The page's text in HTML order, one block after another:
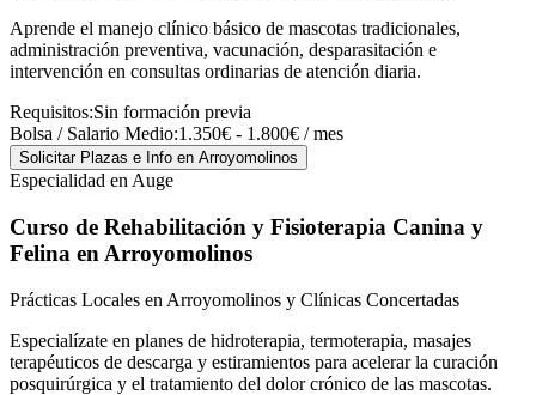
Aprende el manejo clínico básico de mascotas tradicionales,
administración preventiva, vacunación, desparasitación e
intervención en consultas ordinarias de atención diaria.
Requisitos:Sin formación previa
Bolsa / Salario Medio:1.350€ - 1.800€ / mes
Solicitar Plazas e Info en Arroyomolinos
Especialidad en Auge
Curso de Rehabilitación y Fisioterapia Canina y
Felina en Arroyomolinos
Prácticas Locales en Arroyomolinos y Clínicas Concertadas
Especialízate en planes de hidroterapia, termoterapia, masajes
terapéuticos de descarga y estiramientos para acelerar la curación
posquirúrgica y el tratamiento del dolor crónico de las mascotas.